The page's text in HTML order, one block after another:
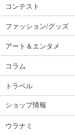
コンテスト
ファッション/グッズ
アート＆エンタメ
コラム
トラベル
ショップ情報
ショップ情報
ウラナミ